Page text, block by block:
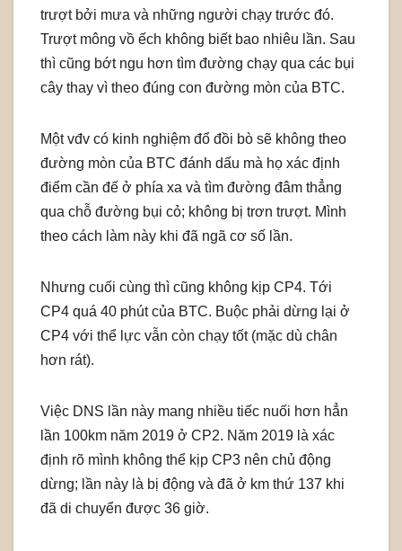
trượt bởi mưa và những người chạy trước đó.
Trượt mông vồ ếch không biết bao nhiêu lần. Sau
thì cũng bớt ngu hơn tìm đường chạy qua các bụi
cây thay vì theo đúng con đường mòn của BTC.
Một vđv có kinh nghiệm đổ đồi bò sẽ không theo
đường mòn của BTC đánh dấu mà họ xác định
điểm cần đế ở phía xa và tìm đường đâm thẳng
qua chỗ đường bụi cỏ; không bị trơn trượt. Mình
theo cách làm này khi đã ngã cơ số lần.
Nhưng cuối cùng thì cũng không kịp CP4. Tới
CP4 quá 40 phút của BTC. Buộc phải dừng lại ở
CP4 với thể lực vẫn còn chạy tốt (mặc dù chân
hơn rát).
Việc DNS lần này mang nhiều tiếc nuối hơn hẳn
lần 100km năm 2019 ở CP2. Năm 2019 là xác
định rõ mình không thể kịp CP3 nên chủ động
dừng; lần này là bị động và đã ở km thứ 137 khi
đã di chuyển được 36 giờ.